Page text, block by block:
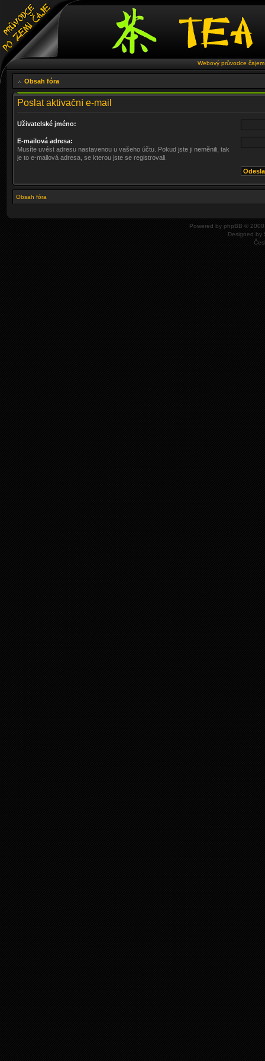
Webový průvodce
Obsah fóra
Poslat aktivační e-mail
Uživatelské jméno:
E-mailová adresa:
Musíte uvést adresu nastavenou u vašeho účtu. Pokud jste ji neměnili, tak
je to e-mailová adresa, se kterou jste se registrovali.
Obsah fóra
Powered by phpBB ©
Designed by